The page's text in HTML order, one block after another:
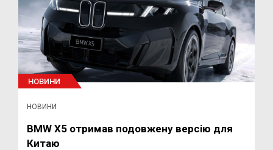
НОВИНИ
НОВИНИ
BMW X5 отримав подовжену версію для
Китаю